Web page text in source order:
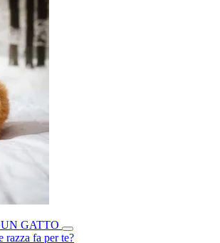
GATTO
razza fa per te?